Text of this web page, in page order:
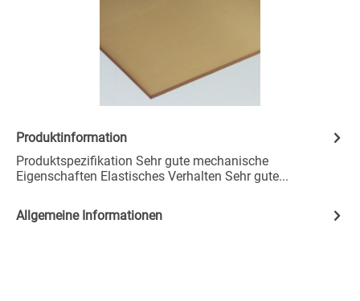
Produktinformation
Produktspezifikation Sehr gute mechanische
Eigenschaften Elastisches Verhalten Sehr gute...
Allgemeine Informationen